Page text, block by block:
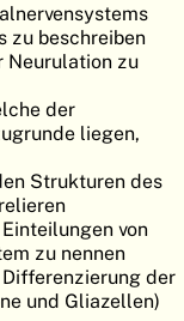
GENESE
GENESE
FR
zu beschreiben
Neurulation zu
der
liegen,
Strukturen des
von
zu nennen
der
und Gliazellen)